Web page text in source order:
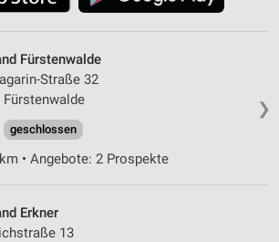
❯
Fürstenwalde
Straße 32
Fürstenwalde
geschlossen
• Angebote: 2 Prospekte
Erkner
13